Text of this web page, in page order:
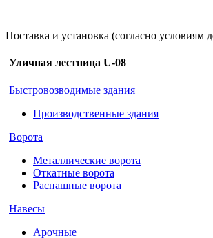
Поставка и установка (согласно условиям
Уличная лестница U-08
Быстровозводимые здания
Производственные здания
Ворота
Металлические ворота
Откатные ворота
Распашные ворота
Навесы
Арочные